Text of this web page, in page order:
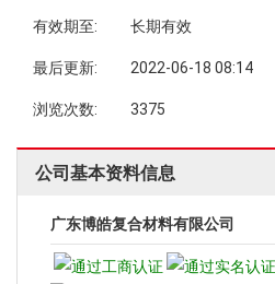
有效期至: 长期有效
最后更新: 2022-06-18 08:14
浏览次数: 3375
公司基本资料信息
广东博皓复合材料有限公司